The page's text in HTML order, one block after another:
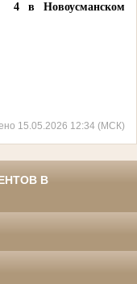
4 в Новоусманском
15.05.2026 12:34 (МСК)
В